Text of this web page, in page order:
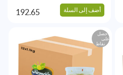
أضف إلى السلة 192.65
احصل
على
نقاط